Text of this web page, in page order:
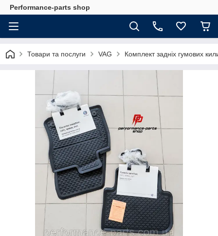
Performance-parts shop
Товари та послуги VAG Комплект задніх гумових